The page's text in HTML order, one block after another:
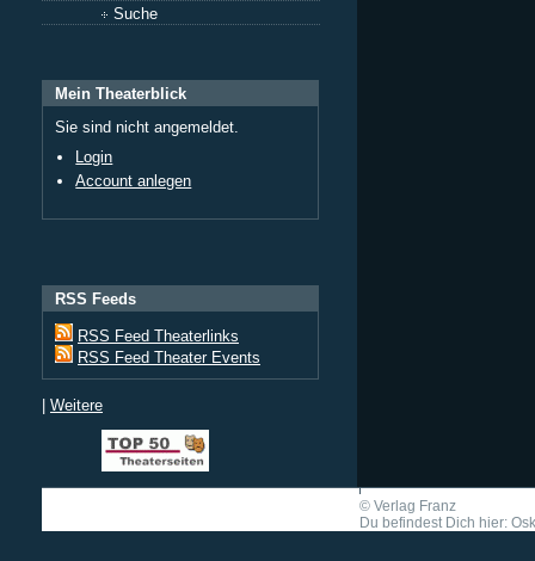
Suche
Mein Theaterblick
Sie sind nicht angemeldet.
Login
Account anlegen
RSS Feeds
RSS Feed Theaterlinks
RSS Feed Theater Events
| Weitere
© Verlag Franz
Du befindest Dich hier: